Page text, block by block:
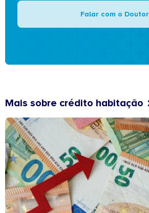
Falar com o Doutor
Mais sobre crédito habitação